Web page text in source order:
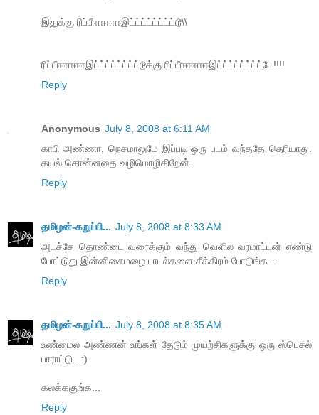
இதுக்கு ரிப்பீஈஈஈஈஈஇட்ட்ட்ட்ட்ட்ட்ட்டூ\\
ரிப்பீஈஈஈஈஈஇட்ட்ட்ட்ட்ட்ட்ட்டூக்கு ரிப்பீஈஈஈஈஈஇட்ட்ட்ட்ட்ட்ட்ட்டே!!!!
Reply
Anonymous July 8, 2008 at 6:11 AM
காபி அண்ணா, நெசமாலுமே இப்படி ஒரு படம் வந்ததே தெரியாது.
கயல் சொன்னதை வழிமொழிகிறேன்.
Reply
தமிழன்-கறுப்பி... July 8, 2008 at 8:33 AM
அடச்சே தொண்டை வரைக்கும் வந்து வெளில வரமாட்டன் எண்டு
போட்டுது இன்னிசைமழை பாடல்களை சீக்கிரம் போடுங்க...
Reply
தமிழன்-கறுப்பி... July 8, 2008 at 8:35 AM
உண்மைல அண்ணன் உங்கள் தேடும் முயற்சிகளுக்கு ஒரு ஸ்பெசல்
பாராட்டு...:)
கலக்ககுங்க...
Reply